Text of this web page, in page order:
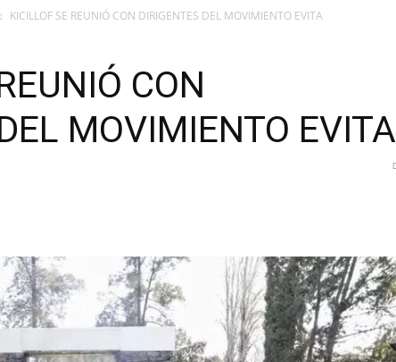
KICILLOF SE REUNIÓ CON DIRIGENTES DEL MOVIMIENTO EVITA
CON
MOVIMIENTO EVITA